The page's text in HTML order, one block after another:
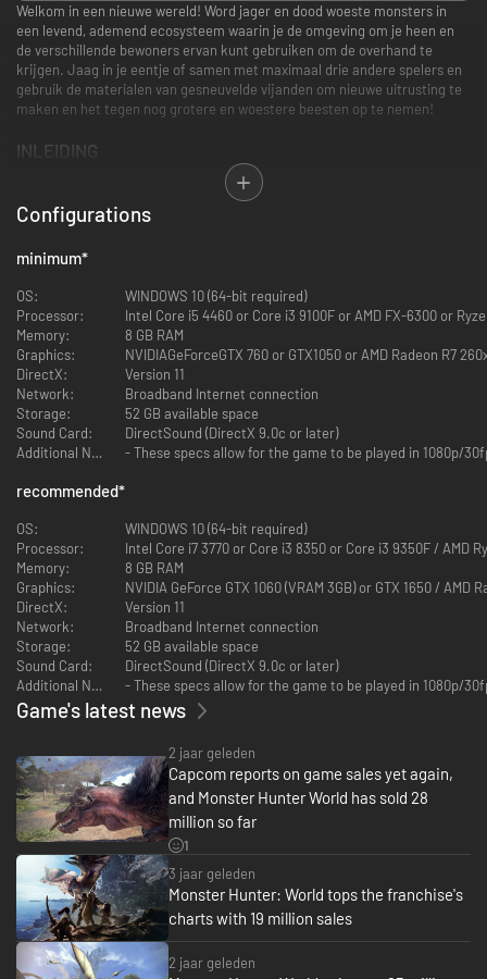
Welkom in een nieuwe wereld! Word jager en dood woeste monsters in
een levend, ademend ecosysteem waarin je de omgeving om je heen en
de verschillende bewoners ervan kunt gebruiken om de overhand te
krijgen. Jaag in je eentje of samen met maximaal drie andere spelers en
gebruik de materialen van gesneuvelde vijanden om nieuwe uitrusting te
maken en het tegen nog grotere en woestere beesten op te nemen!
INLEIDING
Vecht tegen enorme monsters op grootse locaties.
Als jager neem je missies aan om op monsters te jagen in verschillende
Versla deze monsters om materialen te ontvangen waarmee je sterkere
wapens en pantsers kunt maken, zodat je op nog gevaarlijkere monsters
kunt jagen.
In Monster Hunter: World, het nieuwste deel in de reeks, kun je genieten
van de ultieme jacht. Gebruik alles wat je tot je beschikking hebt om op
monsters te jagen in een nieuwe wereld vol verrassingen en sensatie.
Eens in de tien jaar trekken oude draken de zee over naar een land dat de
Nieuwe Wereld wordt genoemd, tijdens een migratie die de Oversteek der
Ouderen wordt genoemd.
Om dit mysterieuze fenomeen tot op de bodem uit te zoeken, heeft de
Gilde een onderzoekscommissie opgesteld die in grote vloten naar de
Nieuwe Wereld wordt gestuurd.
Wanneer de commissie haar Vijfde Vloot achter de kolossale draak Zorah
Magdaros aanstuurt, sta jij op het punt om een avontuur te beginnen dat
اECOSYSTEEM
Een wereld die leeft en ademt
Er zijn verschillende locaties die wemelen van de wilde dieren. Expedities
naar deze locaties zullen ongetwijfeld interessante ontdekkingen
opleveren.
JAGEN
Configurations
minimum*
OS:
WINDOWS 10 (64-bit required)
Processor:
Intel Core i5 4460 or Core i3 9100F or AMD FX-6300 or
Memory:
8 GB RAM
Graphics:
NVIDIAGeForceGTX 760 or GTX1050 or AMD Radeon R7
DirectX:
Version 11
Network:
Broadband Internet connection
Storage:
52 GB available space
Sound Card:
DirectSound (DirectX 9.0c or later)
Additional Notes:
- These specs allow for the game to be played in 1080p/
recommended*
OS:
WINDOWS 10 (64-bit required)
Processor:
Intel Core i7 3770 or Core i3 8350 or Core i3 9350F / AMD
Memory:
8 GB RAM
Graphics:
NVIDIA GeForce GTX 1060 (VRAM 3GB) or GTX 1650 / AMD
DirectX:
Version 11
Network:
Broadband Internet connection
Storage:
52 GB available space
Sound Card:
DirectSound (DirectX 9.0c or later)
Additional Notes:
- These specs allow for the game to be played in 1080p/
Game's latest news
2 jaar geleden
Capcom reports on game sales yet again,
and Monster Hunter World has sold 28
million so far
1
3 jaar geleden
Monster Hunter: World tops the franchise's
charts with 19 million sales
2 jaar geleden